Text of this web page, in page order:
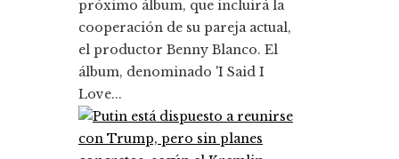
próximo álbum, que incluirá la
cooperación de su pareja actual,
el productor Benny Blanco. El
álbum, denominado 'I Said I
Love...